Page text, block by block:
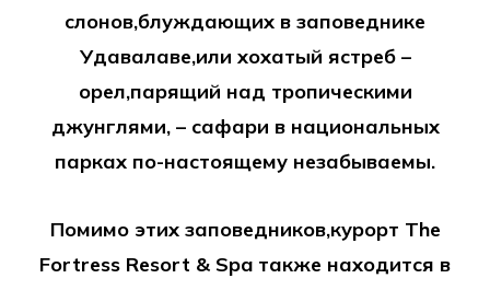
слонов,блуждающих в заповеднике
Удавалаве,или хохатый ястреб –
орел,парящий над тропическими
джунглями, – сафари в национальных
парках по-настоящему незабываемы.
Помимо этих заповедников,курорт The
Fortress Resort & Spa также находится в